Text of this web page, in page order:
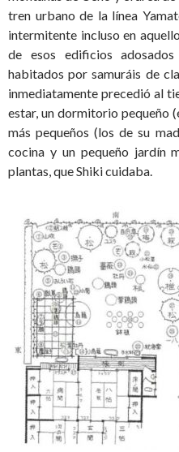
tren urbano de la línea
intermitente incluso en
de esos edificios
habitados por samuráis de
inmediatamente precedió al
estar, un dormitorio pequeño
más pequeños (los de su
cocina y un pequeño jardín
plantas, que Shiki cuidaba.